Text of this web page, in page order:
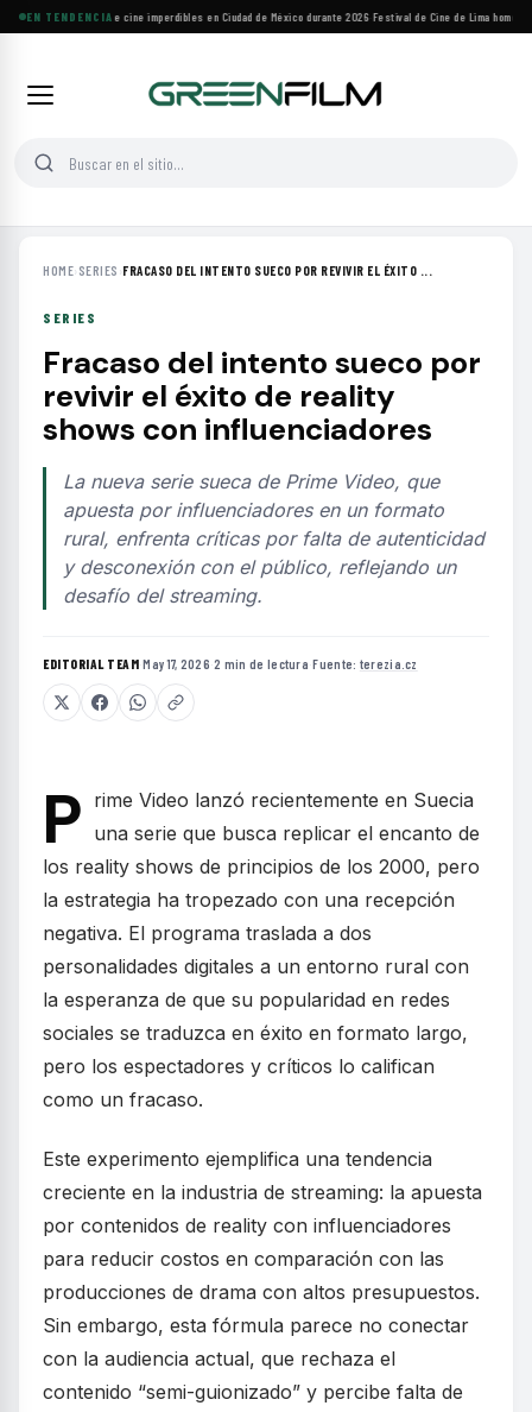
EN TENDENCIA
Cuatro festivales de cine imperdibles en Ciudad de México durante 2026·Festival de Cine de Lima
HOME› SERIES ›FRACASO DEL INTENTO SUECO POR REVIVIR EL ÉXITO ...
SERIES
Fracaso del intento sueco por
revivir el éxito de reality
shows con influenciadores
La nueva serie sueca de Prime Video, que
apuesta por influenciadores en un formato
rural, enfrenta críticas por falta de autenticidad
y desconexión con el público, reflejando un
desafío del streaming.
EDITORIAL TEAM·May 17, 2026·2 min de lectura·Fuente: terezia.cz
P rime Video lanzó recientemente en Suecia
una serie que busca replicar el encanto de
los reality shows de principios de los 2000, pero
la estrategia ha tropezado con una recepción
negativa. El programa traslada a dos
personalidades digitales a un entorno rural con
la esperanza de que su popularidad en redes
sociales se traduzca en éxito en formato largo,
pero los espectadores y críticos lo califican
como un fracaso.
Este experimento ejemplifica una tendencia
creciente en la industria de streaming: la apuesta
por contenidos de reality con influenciadores
para reducir costos en comparación con las
producciones de drama con altos presupuestos.
Sin embargo, esta fórmula parece no conectar
con la audiencia actual, que rechaza el
contenido “semi-guionizado” y percibe falta de